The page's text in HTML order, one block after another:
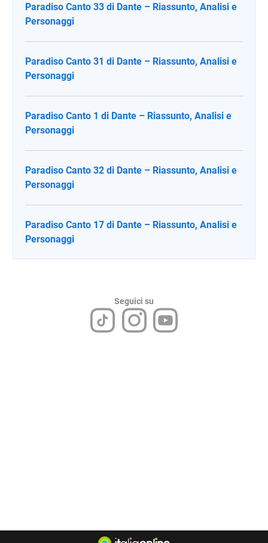
Paradiso Canto 33 di Dante – Riassunto, Analisi e
Personaggi
Paradiso Canto 31 di Dante – Riassunto, Analisi e
Personaggi
Paradiso Canto 1 di Dante – Riassunto, Analisi e
Personaggi
Paradiso Canto 32 di Dante – Riassunto, Analisi e
Personaggi
Paradiso Canto 17 di Dante – Riassunto, Analisi e
Personaggi
Seguici su